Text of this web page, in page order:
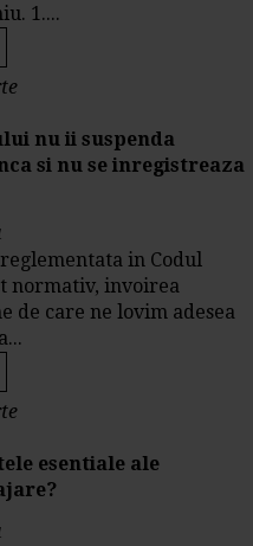
1....
nu ii suspenda
si nu se inregistreaza
in Codul
normativ, invoirea
de care ne lovim adesea
esentiale ale